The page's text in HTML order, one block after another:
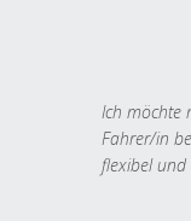
Ich möchte
Fahrer/in
flexibel und